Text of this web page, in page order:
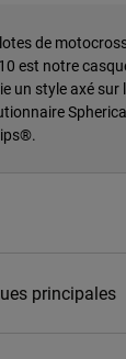
de
est notre
un style axé
principales